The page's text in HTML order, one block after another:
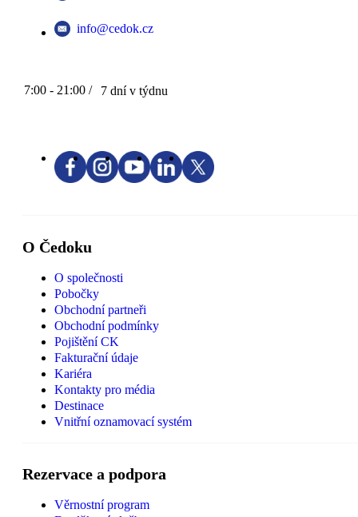
info@cedok.cz
7:00 - 21:00 / 7 dní v týdnu
O Čedoku
O společnosti
Pobočky
Obchodní partneři
Obchodní podmínky
Pojištění CK
Fakturační údaje
Kariéra
Kontakty pro média
Destinace
Vnitřní oznamovací systém
Rezervace a podpora
Věrnostní program